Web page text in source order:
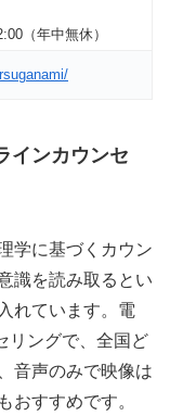
（年中無休）
インカウンセ
学に基づくカウン
識を読み取るとい
れています。電
リングで、全国ど
音声のみで映像は
おすすめです。